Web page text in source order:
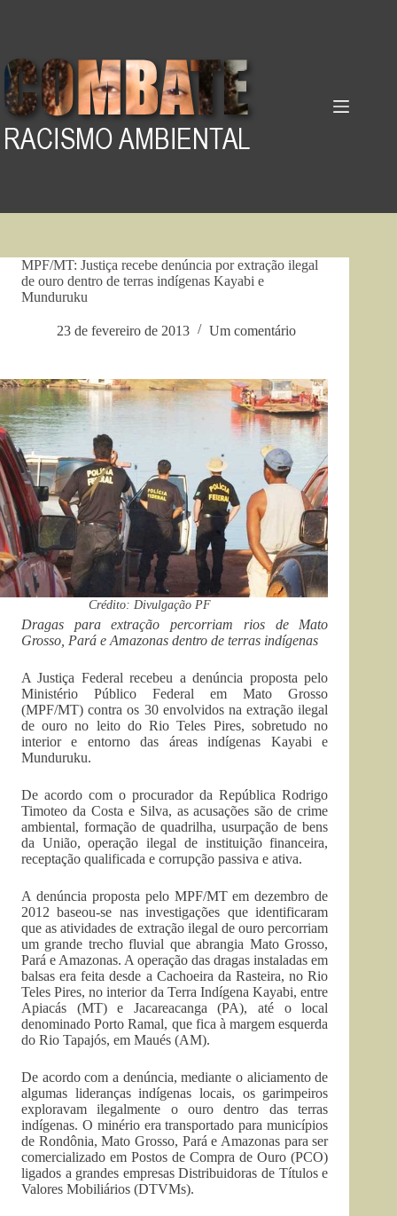
MPF/MT: Justiça recebe denúncia por extração ilegal
de ouro dentro de terras indígenas Kayabi e
Munduruku
23 de fevereiro de 2013 Um comentário
Crédito: Divulgação PF
Dragas para extração percorriam rios de Mato
Grosso, Pará e Amazonas dentro de terras indígenas
A Justiça Federal recebeu a denúncia proposta pelo
Ministério Público Federal em Mato Grosso
(MPF/MT) contra os 30 envolvidos na extração ilegal
de ouro no leito do Rio Teles Pires, sobretudo no
interior e entorno das áreas indígenas Kayabi e
Munduruku.
De acordo com o procurador da República Rodrigo
Timoteo da Costa e Silva, as acusações são de crime
ambiental, formação de quadrilha, usurpação de bens
da União, operação ilegal de instituição financeira,
receptação qualificada e corrupção passiva e ativa.
A denúncia proposta pelo MPF/MT em dezembro de
2012 baseou-se nas investigações que identificaram
que as atividades de extração ilegal de ouro percorriam
um grande trecho fluvial que abrangia Mato Grosso,
Pará e Amazonas. A operação das dragas instaladas em
balsas era feita desde a Cachoeira da Rasteira, no Rio
Teles Pires, no interior da Terra Indígena Kayabi, entre
Apiacás (MT) e Jacareacanga (PA), até o local
denominado Porto Ramal, que fica à margem esquerda
do Rio Tapajós, em Maués (AM).
De acordo com a denúncia, mediante o aliciamento de
algumas lideranças indígenas locais, os garimpeiros
exploravam ilegalmente o ouro dentro das terras
indígenas. O minério era transportado para municípios
de Rondônia, Mato Grosso, Pará e Amazonas para ser
comercializado em Postos de Compra de Ouro (PCO)
ligados a grandes empresas Distribuidoras de Títulos e
Valores Mobiliários (DTVMs).